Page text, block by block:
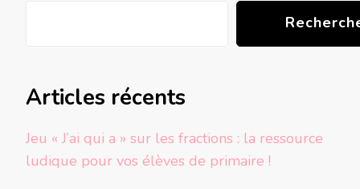
Articles récents
Jeu « J’ai qui a » sur les fractions : la ressource
ludique pour vos élèves de primaire !